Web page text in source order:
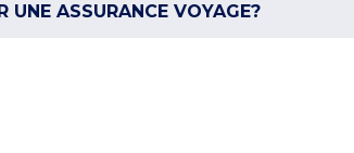
ASSURANCE VOYAGE?